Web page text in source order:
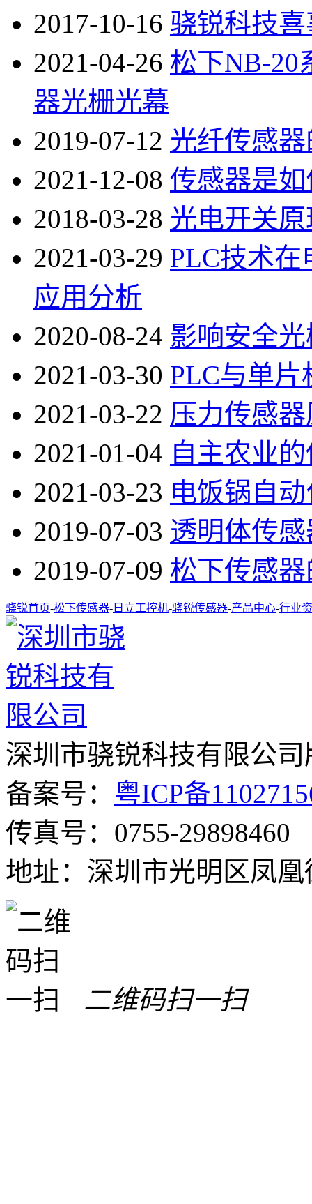
2017-10-16 骁锐科技喜
2021-04-26 松下NB-20
器光栅光幕
2019-07-12 光纤传感
2021-12-08 传感器是
2018-03-28 光电开关
2021-03-29 PLC技术
应用分析
2020-08-24 影响安全
2021-03-30 PLC与单
2021-03-22 压力传感
2021-01-04 自主农业
2021-03-23 电饭锅自
2019-07-03 透明体传
2019-07-09 松下传感
骁锐首页-松下传感器- 日立工控机-骁锐传感器-产品中心-行业
深圳市骁锐科技有限公司
备案号： 粤ICP备
传真号：0755-29898460
地址：深圳市光明区凤
二维码扫一扫